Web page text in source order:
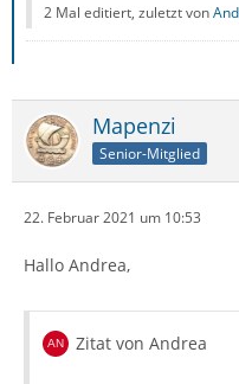
2 Mal editiert, zuletzt von
Mapenzi
Senior-Mitglied
22. Februar 2021 um 10:53
Hallo Andrea,
Zitat von Andrea